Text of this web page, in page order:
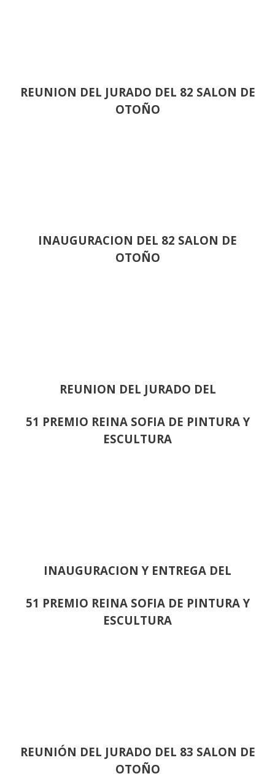
REUNION DEL JURADO DEL 82 SALON DE
OTOÑO
INAUGURACION DEL 82 SALON DE
OTOÑO
REUNION DEL JURADO DEL
51 PREMIO REINA SOFIA DE PINTURA Y
ESCULTURA
INAUGURACION Y ENTREGA DEL
51 PREMIO REINA SOFIA DE PINTURA Y
ESCULTURA
REUNIÓN DEL JURADO DEL 83 SALON DE
OTOÑO